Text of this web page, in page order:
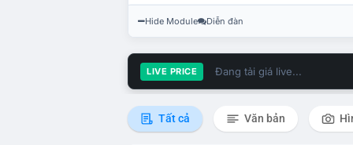
Hide Module Diễn đàn
LIVE PRICE Đang tải giá live...
Tất cả Văn bản